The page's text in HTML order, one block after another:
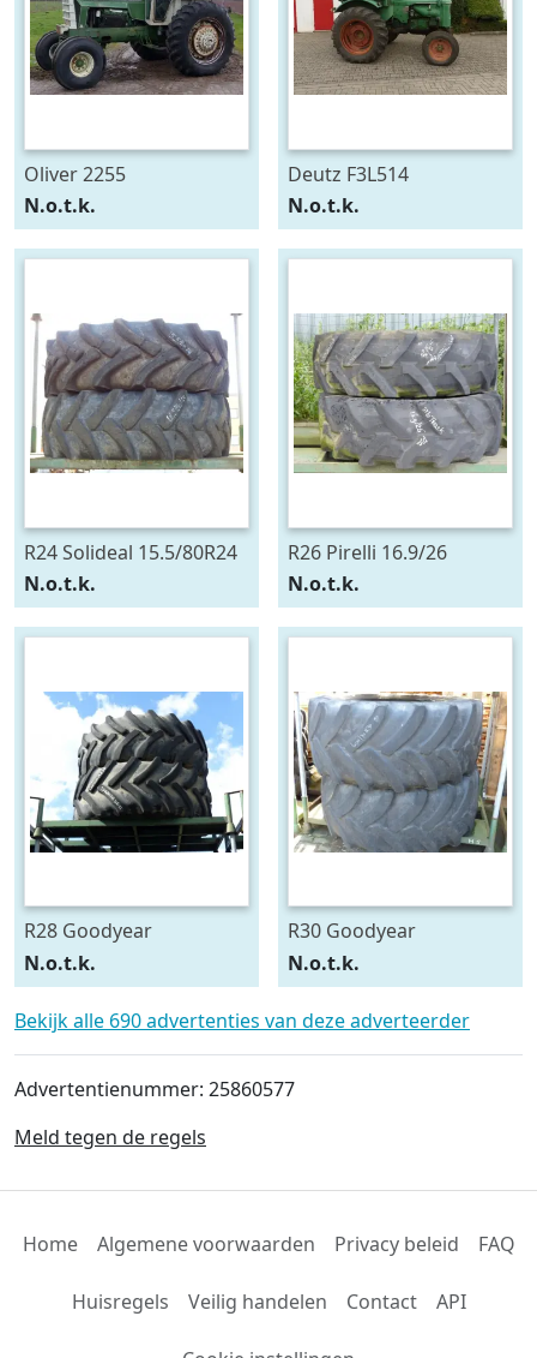
Oliver 2255
N.o.t.k.
Deutz F3L514
N.o.t.k.
R24 Solideal 15.5/80R24
N.o.t.k.
R26 Pirelli 16.9/26
N.o.t.k.
R28 Goodyear
540/75R28
N.o.t.k.
R30 Goodyear
600/70R30
N.o.t.k.
Bekijk alle 690 advertenties van deze adverteerder
Advertentienummer: 25860577
Meld tegen de regels
Home Algemene voorwaarden Privacy beleid FAQ
Huisregels Veilig handelen Contact API